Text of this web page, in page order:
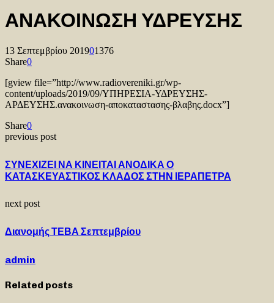
ΑΝΑΚΟΙΝΩΣΗ ΥΔΡΕΥΣΗΣ
13 Σεπτεμβρίου 201901376
Share0
[gview file=”http://www.radiovereniki.gr/wp-
content/uploads/2019/09/ΥΠΗΡΕΣΙΑ-ΥΔΡΕΥΣΗΣ-
ΑΡΔΕΥΣΗΣ.ανακοινωση-αποκαταστασης-βλαβης.docx”]
Share0
previous post
ΣΥΝΕΧΙΖΕΙ ΝΑ ΚΙΝΕΙΤΑΙ ΑΝΟΔΙΚΑ Ο
ΚΑΤΑΣΚΕΥΑΣΤΙΚΟΣ ΚΛΑΔΟΣ ΣΤΗΝ ΙΕΡΑΠΕΤΡΑ
next post
Διανομής ΤΕΒΑ Σεπτεμβρίου
admin
Related posts